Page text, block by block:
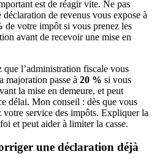
est de réagir vite. Ne pas
de revenus vous expose à
de votre impôt si vous prenez les
avant de recevoir une mise en
que l’administration fiscale vous
majoration passe à 20 % si vous
la mise en demeure, et peut
délai. Mon conseil : dès que vous
service des impôts. Expliquer la
et peut aider à limiter la casse.
une déclaration déjà